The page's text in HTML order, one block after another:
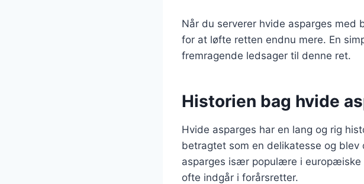
Når du serverer hvide asparges med
for at løfte retten endnu mere. En
fremragende ledsager til denne ret.
Historien bag hvide
Hvide asparges har en lang og rig
betragtet som en delikatesse og
asparges især populære i europæiske
ofte indgår i forårsretter.